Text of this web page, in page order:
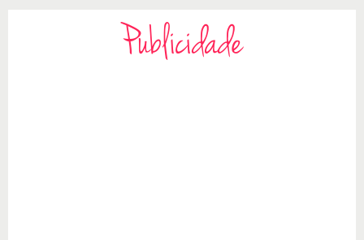
Publicidade